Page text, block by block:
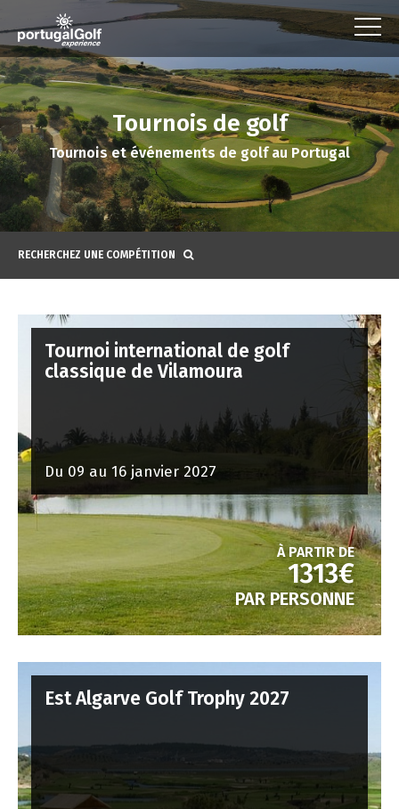
Tournois de golf
Tournois et événements de golf au Portugal
RECHERCHEZ UNE COMPÉTITION
Tournoi international de golf
classique de Vilamoura
Du 09 au 16 janvier 2027
À PARTIR DE
1313€
PAR PERSONNE
Est Algarve Golf Trophy 2027